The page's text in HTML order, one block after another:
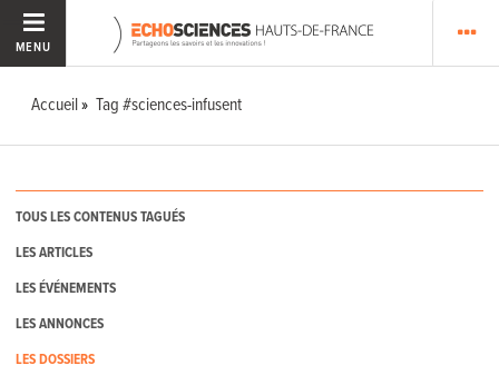
MENU
Accueil Tag #sciences-infusent
TOUS LES CONTENUS TAGUÉS
LES ARTICLES
LES ÉVÉNEMENTS
LES ANNONCES
LES DOSSIERS